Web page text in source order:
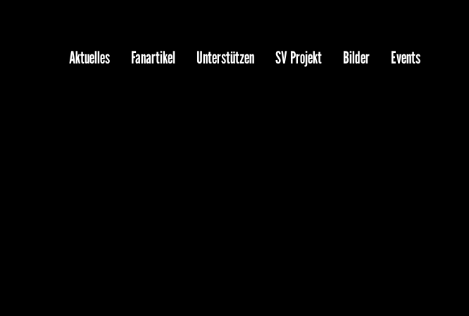
Aktuelles Fanartikel Unterstützen SV Projekt Bilder Events